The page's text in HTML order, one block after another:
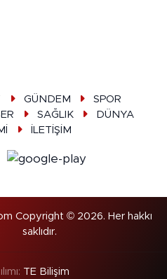
GÜNDEM
SPOR
SAĞLIK
DÜNYA
İLETİŞİM
Copyright © 2026. Her hakkı
saklıdır.
TE Bilişim